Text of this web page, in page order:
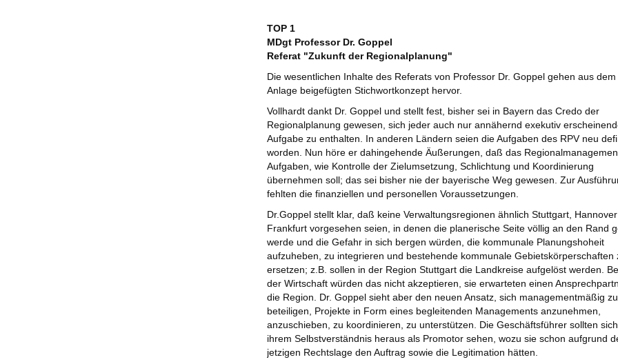
TOP 1
MDgt Professor Dr. Goppel
Referat "Zukunft der Regionalplanung"
Die wesentlichen Inhalte des Referats von Professor Dr. Goppel gehen aus dem
Anlage beigefügten Stichwortkonzept hervor.
Vollhardt dankt Dr. Goppel und stellt fest, bisher sei in Bayern das Credo der
Regionalplanung gewesen, sich jeder auch nur annähernd exekutiv
Aufgabe zu enthalten. In anderen Ländern seien die Aufgaben des RPV neu
worden. Nun höre er dahingehende Äußerungen, daß das
Aufgaben, wie Kontrolle der Zielumsetzung, Schlichtung und Koordinierung
übernehmen soll; das sei bisher nie der bayerische Weg gewesen. Zur
fehlten die finanziellen und personellen Voraussetzungen.
Dr.Goppel stellt klar, daß keine Verwaltungsregionen ähnlich Stuttgart,
Frankfurt vorgesehen seien, in denen die planerische Seite völlig an den Rand
werde und die Gefahr in sich bergen würden, die kommunale Planungshoheit
aufzuheben, zu integrieren und bestehende kommunale Gebietskörperschaften
ersetzen; z.B. sollen in der Region Stuttgart die Landkreise aufgelöst werden.
der Wirtschaft würden das nicht akzeptieren, sie erwarteten einen
die Region. Dr. Goppel sieht aber den neuen Ansatz, sich managementmäßig zu
beteiligen, Projekte in Form eines begleitenden Managements anzunehmen,
anzuschieben, zu koordinieren, zu unterstützen. Die Geschäftsführer sollten
ihrem Selbstverständnis heraus als Promotor sehen, wozu sie schon aufgrund
jetzigen Rechtslage den Auftrag sowie die Legitimation hätten.